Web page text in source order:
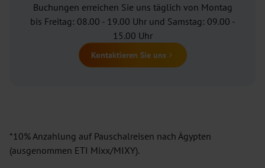
Buchungen erreichen Sie uns täglich von Montag
bis Freitag: 08.00 - 19.00 Uhr und Samstag: 09.00 -
15.00 Uhr
Kontaktieren Sie uns
*10% Anzahlung auf Pauschalreisen nach Ägypten
(ausgenommen ETI Mixx/MIXY).